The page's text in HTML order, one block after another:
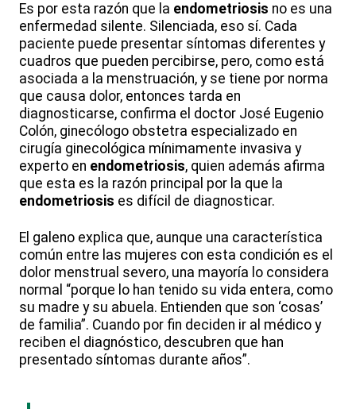
Es por esta razón que la endometriosis no es una
enfermedad silente. Silenciada, eso sí. Cada
paciente puede presentar síntomas diferentes y
cuadros que pueden percibirse, pero, como está
asociada a la menstruación, y se tiene por norma
que causa dolor, entonces tarda en
diagnosticarse, confirma el doctor José Eugenio
Colón, ginecólogo obstetra especializado en
cirugía ginecológica mínimamente invasiva y
experto en endometriosis, quien además afirma
que esta es la razón principal por la que la
endometriosis es difícil de diagnosticar.
El galeno explica que, aunque una característica
común entre las mujeres con esta condición es el
dolor menstrual severo, una mayoría lo considera
normal “porque lo han tenido su vida entera, como
su madre y su abuela. Entienden que son ‘cosas’
de familia”. Cuando por fin deciden ir al médico y
reciben el diagnóstico, descubren que han
presentado síntomas durante años”.